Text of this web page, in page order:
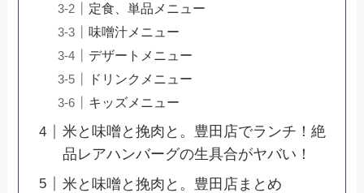
定食、単品メニュー
味噌汁メニュー
デザートメニュー
ドリンクメニュー
キッズメニュー
米と味噌と挽肉と。豊田店でランチ！絶
品レアハンバーグの生具合がヤバい！
米と味噌と挽肉と。豊田店まとめ